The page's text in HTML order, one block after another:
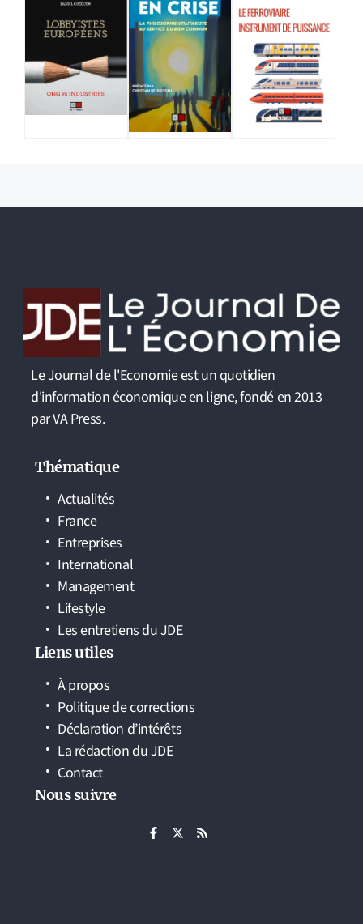
Le Journal de l'Economie est un quotidien
d'information économique en ligne, fondé en 2013
par VA Press.
Thématique
Actualités
France
Entreprises
International
Management
Lifestyle
Les entretiens du JDE
Liens utiles
À propos
Politique de corrections
Déclaration d’intérêts
La rédaction du JDE
Contact
Nous suivre